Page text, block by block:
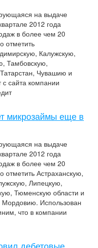
на выдаче
2012 года
в более чем 20
отметить
Калужскую,
Тамбовскую,
Чувашию и
сайта компании
микрозаймы еще в
на выдаче
2012 года
в более чем 20
Астраханскую,
Липецкую,
Тюменскую области и
Мордовию. Использован
что в компании